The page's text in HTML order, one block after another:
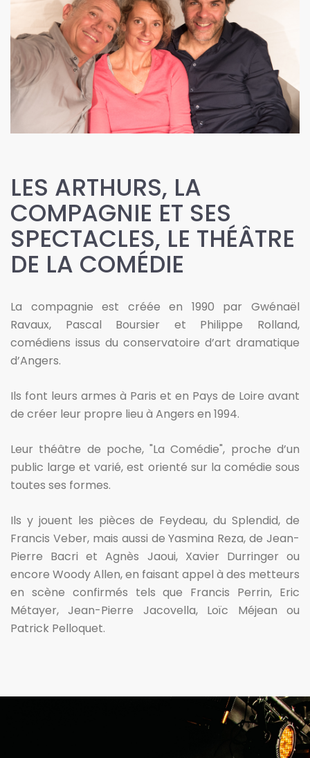
LES ARTHURS, LA
COMPAGNIE ET SES
SPECTACLES, LE THÉÂTRE
DE LA COMÉDIE
La compagnie est créée en 1990 par Gwénaël
Ravaux, Pascal Boursier et Philippe Rolland,
comédiens issus du conservatoire d’art dramatique
d’Angers.
Ils font leurs armes à Paris et en Pays de Loire avant
de créer leur propre lieu à Angers en 1994.
Leur théâtre de poche, "La Comédie", proche d’un
public large et varié, est orienté sur la comédie sous
toutes ses formes.
Ils y jouent les pièces de Feydeau, du Splendid, de
Francis Veber, mais aussi de Yasmina Reza, de Jean-
Pierre Bacri et Agnès Jaoui, Xavier Durringer ou
encore Woody Allen, en faisant appel à des metteurs
en scène confirmés tels que Francis Perrin, Eric
Métayer, Jean-Pierre Jacovella, Loïc Méjean ou
Patrick Pelloquet.